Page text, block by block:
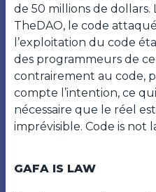
de 50 millions de
TheDAO, le code
l’exploitation du code
des programmeurs de ce
contrairement au code,
compte l’intention, ce
nécessaire que le réel
imprévisible. Code is not
GAFA IS LAW